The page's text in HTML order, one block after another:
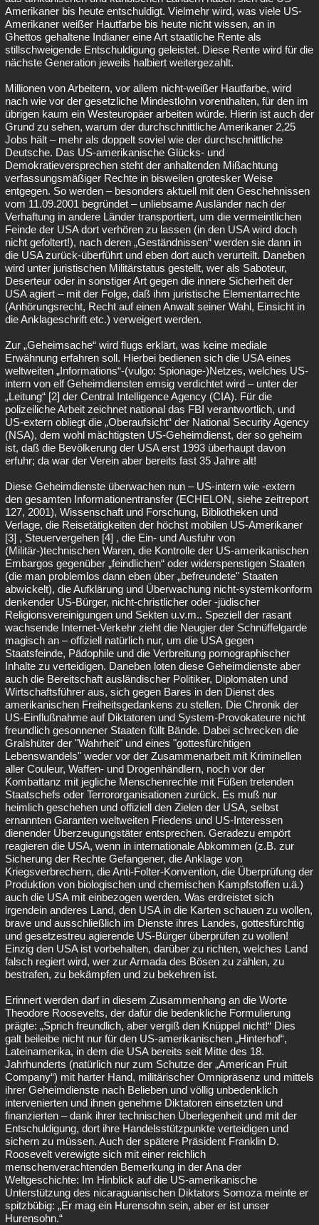
Amerikaner bis heute entschuldigt. Vielmehr wird, was viele US-
Amerikaner weißer Hautfarbe bis heute nicht wissen, an in
Ghettos gehaltene Indianer eine Art staatliche Rente als
stillschweigende Entschuldigung geleistet. Diese Rente wird für die
nächste Generation jeweils halbiert weitergezahlt.
Millionen von Arbeitern, vor allem nicht-weißer Hautfarbe, wird
nach wie vor der gesetzliche Mindestlohn vorenthalten, für den im
übrigen kaum ein Westeuropäer arbeiten würde. Hierin ist auch der
Grund zu sehen, warum der durchschnittliche Amerikaner 2,25
Jobs hält – mehr als doppelt soviel wie der durchschnittliche
Deutsche. Das US-amerikanische Glücks- und
Demokratieversprechen steht der anhaltenden Mißachtung
verfassungsmäßiger Rechte in bisweilen grotesker Weise
entgegen. So werden – besonders aktuell mit den Geschehnissen
vom 11.09.2001 begründet – unliebsame Ausländer nach der
Verhaftung in andere Länder transportiert, um die vermeintlichen
Feinde der USA dort verhören zu lassen (in den USA wird doch
nicht gefoltert!), nach deren „Geständnissen“ werden sie dann in
die USA zurück-überführt und eben dort auch verurteilt. Daneben
wird unter juristischen Militärstatus gestellt, wer als Saboteur,
Deserteur oder in sonstiger Art gegen die innere Sicherheit der
USA agiert – mit der Folge, daß ihm juristische Elementarrechte
(Anhörungsrecht, Recht auf einen Anwalt seiner Wahl, Einsicht in
die Anklageschrift etc.) verweigert werden.
Zur „Geheimsache“ wird flugs erklärt, was keine mediale
Erwähnung erfahren soll. Hierbei bedienen sich die USA eines
weltweiten „Informations“-(vulgo: Spionage-)Netzes, welches US-
intern von elf Geheimdiensten emsig verdichtet wird – unter der
„Leitung“ [2] der Central Intelligence Agency (CIA). Für die
polizeiliche Arbeit zeichnet national das FBI verantwortlich, und
US-extern obliegt die „Oberaufsicht“ der National Security Agency
(NSA), dem wohl mächtigsten US-Geheimdienst, der so geheim
ist, daß die Bevölkerung der USA erst 1993 überhaupt davon
erfuhr; da war der Verein aber bereits fast 35 Jahre alt!
Diese Geheimdienste überwachen nun – US-intern wie -extern
den gesamten Informationentransfer (ECHELON, siehe zeitreport
127, 2001), Wissenschaft und Forschung, Bibliotheken und
Verlage, die Reisetätigkeiten der höchst mobilen US-Amerikaner
[3] , Steuervergehen [4] , die Ein- und Ausfuhr von
(Militär-)technischen Waren, die Kontrolle der US-amerikanischen
Embargos gegenüber „feindlichen“ oder widerspenstigen Staaten
(die man problemlos dann eben über „befreundete" Staaten
abwickelt), die Aufklärung und Überwachung nicht-systemkonform
denkender US-Bürger, nicht-christlicher oder -jüdischer
Religionsvereinigungen und Sekten u.v.m.. Speziell der rasant
wachsende Internet-Verkehr zieht die Neugier der Schnüffelgarde
magisch an – offiziell natürlich nur, um die USA gegen
Staatsfeinde, Pädophile und die Verbreitung pornographischer
Inhalte zu verteidigen. Daneben loten diese Geheimdienste aber
auch die Bereitschaft ausländischer Politiker, Diplomaten und
Wirtschaftsführer aus, sich gegen Bares in den Dienst des
amerikanischen Freiheitsgedankens zu stellen. Die Chronik der
US-Einflußnahme auf Diktatoren und System-Provokateure nicht
freundlich gesonnener Staaten füllt Bände. Dabei schrecken die
Gralshüter der "Wahrheit" und eines "gottesfürchtigen
Lebenswandels" weder vor der Zusammenarbeit mit Kriminellen
aller Couleur, Waffen- und Drogenhändlern, noch vor der
Kombattanz mit jegliche Menschenrechte mit Füßen tretenden
Staatschefs oder Terrororganisationen zurück. Es muß nur
heimlich geschehen und offiziell den Zielen der USA, selbst
ernannten Garanten weltweiten Friedens und US-Interessen
dienender Überzeugungstäter entsprechen. Geradezu empört
reagieren die USA, wenn in internationale Abkommen (z.B. zur
Sicherung der Rechte Gefangener, die Anklage von
Kriegsverbrechern, die Anti-Folter-Konvention, die Überprüfung der
Produktion von biologischen und chemischen Kampfstoffen u.ä.)
auch die USA mit einbezogen werden. Was erdreistet sich
irgendein anderes Land, den USA in die Karten schauen zu wollen,
brave und ausschließlich im Dienste ihres Landes, gottesfürchtig
und gesetzestreu agierende US-Bürger überprüfen zu wollen!
Einzig den USA ist vorbehalten, darüber zu richten, welches Land
falsch regiert wird, wer zur Armada des Bösen zu zählen, zu
bestrafen, zu bekämpfen und zu bekehren ist.
Erinnert werden darf in diesem Zusammenhang an die Worte
Theodore Roosevelts, der dafür die bedenkliche Formulierung
prägte: „Sprich freundlich, aber vergiß den Knüppel nicht!“ Dies
galt beileibe nicht nur für den US-amerikanischen „Hinterhof“,
Lateinamerika, in dem die USA bereits seit Mitte des 18.
Jahrhunderts (natürlich nur zum Schutze der „American Fruit
Company“) mit harter Hand, militärischer Omnipräsenz und mittels
ihrer Geheimdienste nach Belieben und völlig unbedenklich
intervenierten und ihnen genehme Diktatoren einsetzten und
finanzierten – dank ihrer technischen Überlegenheit und mit der
Entschuldigung, dort ihre Handelsstützpunkte verteidigen und
sichern zu müssen. Auch der spätere Präsident Franklin D.
Roosevelt verewigte sich mit einer reichlich
menschenverachtenden Bemerkung in der Ana der
Weltgeschichte: Im Hinblick auf die US-amerikanische
Unterstützung des nicaraguanischen Diktators Somoza meinte er
spitzbübig: „Er mag ein Hurensohn sein, aber er ist unser
Hurensohn.“